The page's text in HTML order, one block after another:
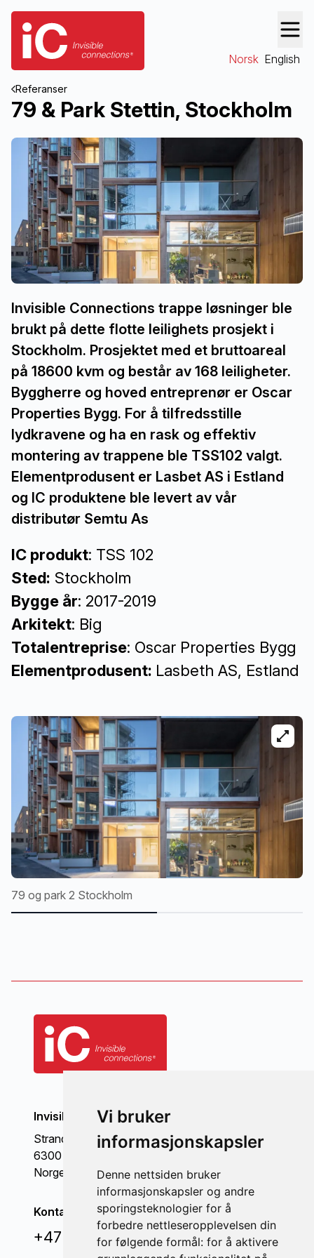
Vi bruker
informasjonskapsler
Denne nettsiden bruker
informasjonskapsler og andre
sporingsteknologier for å
forbedre nettleseropplevelsen din
for følgende formål: for å aktivere
Norsk English
Referanser
79 & Park Stettin, Stockholm
Invisible Connections trappe løsninger ble
brukt på dette flotte leilighets prosjekt i
Stockholm. Prosjektet med et bruttoareal
på 18600 kvm og består av 168 leiligheter.
Byggherre og hoved entreprenør er Oscar
Properties Bygg. For å tilfredsstille
lydkravene og ha en rask og effektiv
montering av trappene ble TSS102 valgt.
Elementprodusent er Lasbet AS i Estland
og IC produktene ble levert av vår
distributør Semtu As
IC produkt: TSS 102
Sted: Stockholm
Bygge år: 2017-2019
Arkitekt: Big
Totalentreprise: Oscar Properties Bygg
Elementprodusent: Lasbeth AS, Estland
79 og park 2 Stockholm
Invisible Connections AS
Strandgata 98
6300 Åndalsnes
Norge
Kontakt oss
+47 71 22 44 70